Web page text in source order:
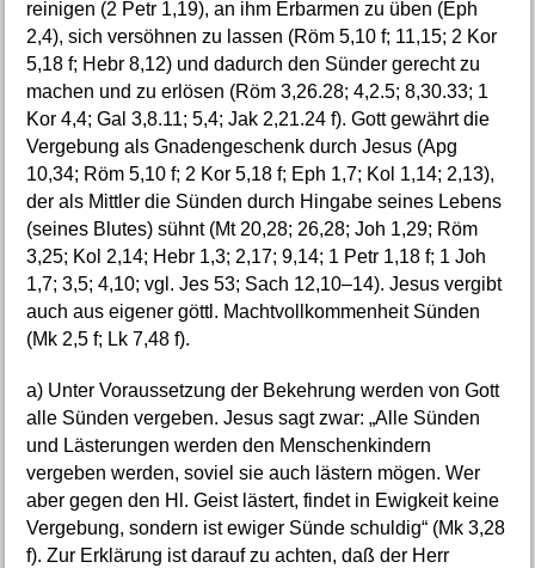
reinigen (2 Petr 1,19), an ihm Erbarmen zu üben (Eph
2,4), sich versöhnen zu lassen (Röm 5,10 f; 11,15; 2 Kor
5,18 f; Hebr 8,12) und dadurch den Sünder gerecht zu
machen und zu erlösen (Röm 3,26.28; 4,2.5; 8,30.33; 1
Kor 4,4; Gal 3,8.11; 5,4; Jak 2,21.24 f). Gott gewährt die
Vergebung als Gnadengeschenk durch Jesus (Apg
10,34; Röm 5,10 f; 2 Kor 5,18 f; Eph 1,7; Kol 1,14; 2,13),
der als Mittler die Sünden durch Hingabe seines Lebens
(seines Blutes) sühnt (Mt 20,28; 26,28; Joh 1,29; Röm
3,25; Kol 2,14; Hebr 1,3; 2,17; 9,14; 1 Petr 1,18 f; 1 Joh
1,7; 3,5; 4,10; vgl. Jes 53; Sach 12,10–14). Jesus vergibt
auch aus eigener göttl. Machtvollkommenheit Sünden
(Mk 2,5 f; Lk 7,48 f).
a) Unter Voraussetzung der Bekehrung werden von Gott
alle Sünden vergeben. Jesus sagt zwar: „Alle Sünden
und Lästerungen werden den Menschenkindern
vergeben werden, soviel sie auch lästern mögen. Wer
aber gegen den Hl. Geist lästert, findet in Ewigkeit keine
Vergebung, sondern ist ewiger Sünde schuldig“ (Mk 3,28
f). Zur Erklärung ist darauf zu achten, daß der Herr